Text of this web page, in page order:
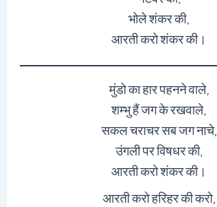
भोले शंकर की,
आरती करो शंकर की।
मुंडो का हार पहनने वाले,
शम्भु हैं जग के रखवाले,
सकल चराचर सब जग नाचे,
उंगली पर विषधर की,
आरती करो शंकर की।
आरती करो हरिहर की करो,